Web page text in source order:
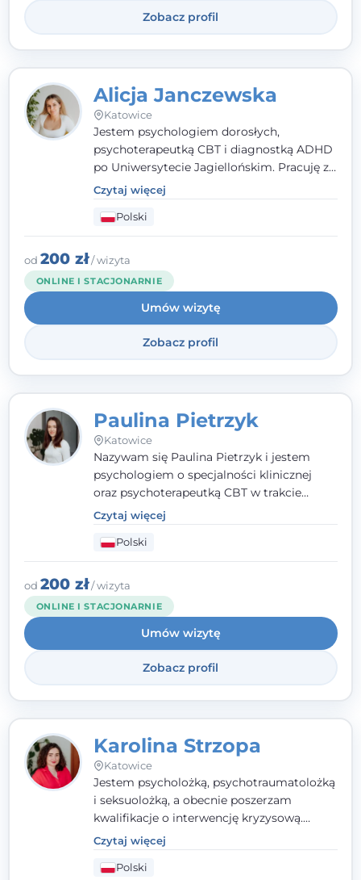
Zobacz profil
Alicja Janczewska
Katowice
Jestem psychologiem dorosłych,
psychoterapeutką CBT i diagnostką ADHD
po Uniwersytecie Jagiellońskim. Pracuję z
dorosłymi, młodzieżą i dziećmi, opierając
pomoc na zrozumieniu indywidualnych
potrzeb i więzi zbudowanej na zaufaniu.
Terapia to dla mnie bezpieczne miejsce, w
którym poczujesz się wysłuchany i
zrozumiany.
Czytaj więcej
Polski
od 200 zł/ wizyta
ONLINE I STACJONARNIE
Umów wizytę
Zobacz profil
Paulina Pietrzyk
Katowice
Nazywam się Paulina Pietrzyk i jestem
psychologiem o specjalności klinicznej
oraz psychoterapeutką CBT w trakcie
szkolenia. Pracuję z dorosłymi, którzy
szukają wsparcia w trudnych momentach -
w obliczu lęku, przewlekłego stresu,
natłoku myśli, obniżonego nastroju,
wypalenia czy kryzysu, a także po prostu
chcą lepiej poznać siebie.
Czytaj więcej
Polski
od 200 zł/ wizyta
ONLINE I STACJONARNIE
Umów wizytę
Zobacz profil
Karolina Strzopa
Katowice
Jestem psycholożką, psychotraumatolożką
i seksuolożką, a obecnie poszerzam
kwalifikacje o interwencję kryzysową.
Pracuję w nurcie terapii trzeciej fali, łącząc
metody o potwierdzonej skuteczności.
Towarzyszę młodzieży, dorosłym i parom w
Czytaj więcej
Polski